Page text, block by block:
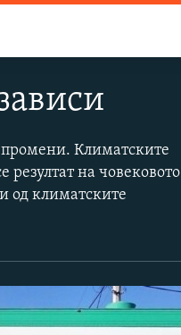
Климатските
на човековото
од климатските